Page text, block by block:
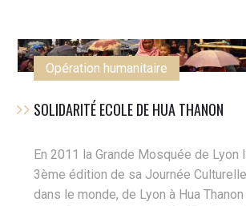
Opération humanitaire
SOLIDARITÉ ECOLE DE HUA THANON
En 2011 la Grande Mosquée de Lyon
3ème édition de sa Journée
dans le monde, de Lyon à Hua